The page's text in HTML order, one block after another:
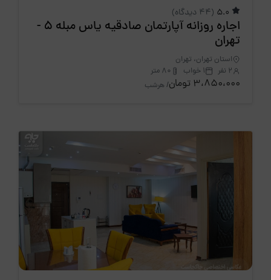
(44 دیدگاه)
اجاره روزانه آپارتمان صادقیه یاس مبله 5 -
تهران
استان تهران، تهران
2 نفر
1 خواب 80 متر
3،850،000 تومان / هرشب